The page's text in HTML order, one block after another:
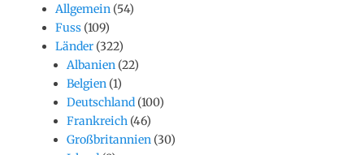
Allgemein (54)
Fuss (109)
Länder (322)
Albanien (22)
Belgien (1)
Deutschland (100)
Frankreich (46)
Großbritannien (30)